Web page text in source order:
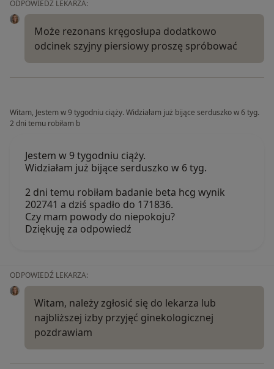
ODPOWIEDŹ LEKARZA:
Może rezonans kręgosłupa dodatkowo
odcinek szyjny piersiowy proszę spróbować
Witam, Jestem w 9 tygodniu ciąży. Widziałam już bijące serduszko w 6 tyg.
2 dni temu robiłam b
Jestem w 9 tygodniu ciąży.
Widziałam już bijące serduszko w 6 tyg.
2 dni temu robiłam badanie beta hcg wynik
202741 a dziś spadło do 171836.
Czy mam powody do niepokoju?
Dziękuję za odpowiedź
ODPOWIEDŹ LEKARZA:
Witam, należy zgłosić się do lekarza lub
najbliższej izby przyjęć ginekologicznej
pozdrawiam